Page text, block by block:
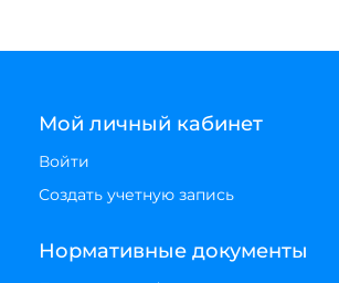
Мой личный кабинет
Войти
Создать учетную запись
Нормативные документы